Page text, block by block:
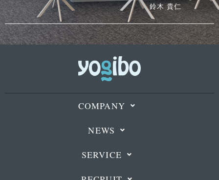
鈴木 貴仁
COMPANY
NEWS
SERVICE